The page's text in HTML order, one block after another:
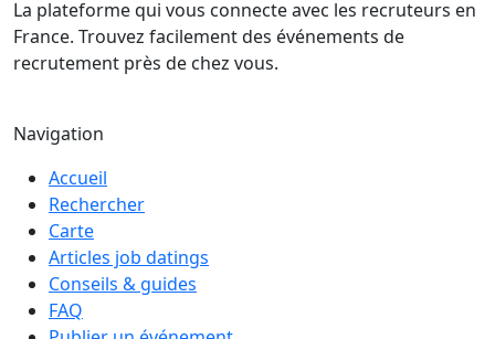
La plateforme qui vous connecte avec les recruteurs en
France. Trouvez facilement des événements de
recrutement près de chez vous.
Navigation
Accueil
Rechercher
Carte
Articles job datings
Conseils & guides
FAQ